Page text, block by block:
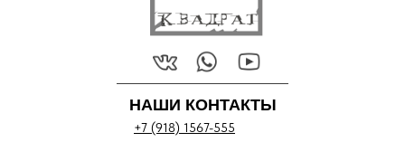
НАШИ КОНТАКТЫ
+7 (918) 1567-555